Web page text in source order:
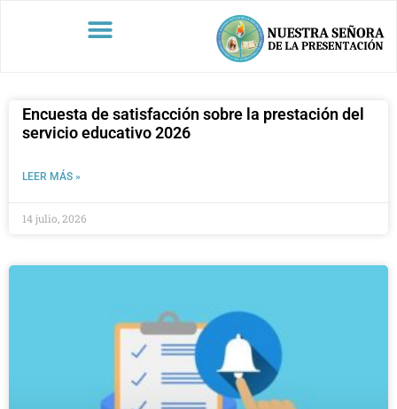
Encuesta de satisfacción sobre la prestación del
servicio educativo 2026
LEER MÁS »
14 julio, 2026